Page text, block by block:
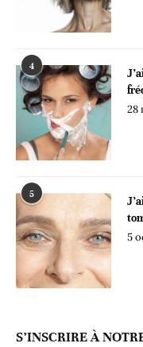
4
28
5
5
S’INSCRIRE À